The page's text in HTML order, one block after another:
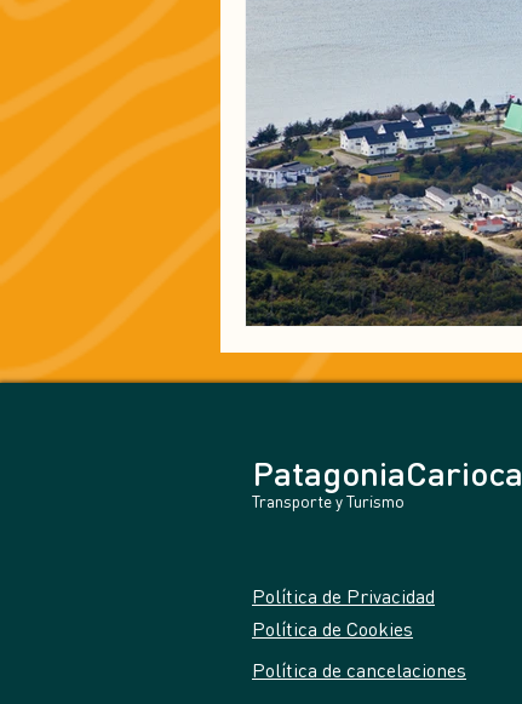
Transporte y Turismo
PatagoniaCarioca
Política de Privacidad
Política de Cookies
Política de cancelaciones